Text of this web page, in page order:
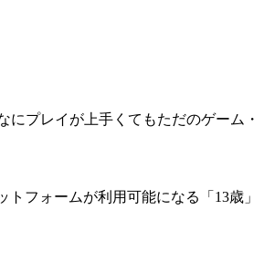
にプレイが上手くてもただのゲーム・
フォームが利用可能になる「13歳」